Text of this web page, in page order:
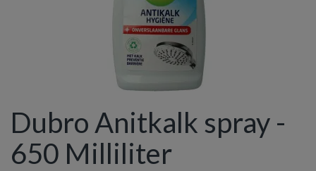
Dubro Anitkalk spray -
650 Milliliter